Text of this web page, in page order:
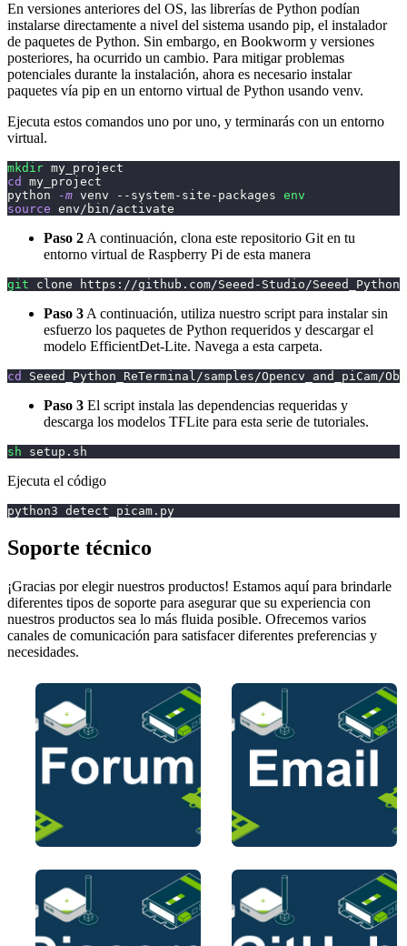
En versiones anteriores del OS, las librerías de Python podían
instalarse directamente a nivel del sistema usando pip, el instalador
de paquetes de Python. Sin embargo, en Bookworm y versiones
posteriores, ha ocurrido un cambio. Para mitigar problemas
potenciales durante la instalación, ahora es necesario instalar
paquetes vía pip en un entorno virtual de Python usando venv.
Ejecuta estos comandos uno por uno, y terminarás con un entorno
virtual.
mkdir my_project
cd
my_project
python
-m venv --system-site-packages env
source env/bin/activate
Paso 2 A continuación, clona este repositorio Git en tu
entorno virtual de Raspberry Pi de esta manera
git clone https://github.com/Seeed-Studio/
Paso 3 A continuación, utiliza nuestro script para instalar sin
esfuerzo los paquetes de Python requeridos y descargar el
modelo EfficientDet-Lite. Navega a esta carpeta.
cd Seeed_Python_ReTerminal/samples/Opencv_and_piCam/
Paso 3 El script instala las dependencias requeridas y
descarga los modelos TFLite para esta serie de tutoriales.
sh setup.sh
Ejecuta el código
python3 detect_picam.py
Soporte técnico
¡Gracias por elegir nuestros productos! Estamos aquí para brindarle
diferentes tipos de soporte para asegurar que su experiencia con
nuestros productos sea lo más fluida posible. Ofrecemos varios
canales de comunicación para satisfacer diferentes preferencias y
necesidades.